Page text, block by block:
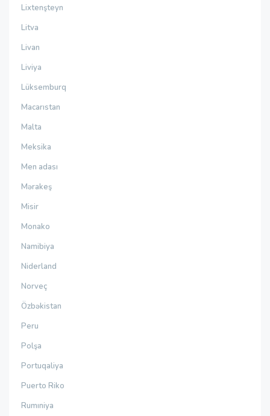
Lixtenşteyn
Litva
Livan
Liviya
Lüksemburq
Macarıstan
Malta
Meksika
Men adası
Mərakeş
Misir
Monako
Namibiya
Niderland
Norveç
Özbəkistan
Peru
Polşa
Portuqaliya
Puerto Riko
Rumıniya